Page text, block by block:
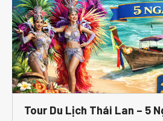
Tour Du Lịch Thái Lan – 5